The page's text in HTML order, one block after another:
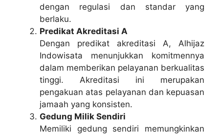
dengan regulasi dan standar yang
berlaku.
Predikat Akreditasi A
Dengan predikat akreditasi A, Alhijaz
Indowisata menunjukkan komitmennya
dalam memberikan pelayanan berkualitas
tinggi. Akreditasi ini merupakan
pengakuan atas pelayanan dan kepuasan
jamaah yang konsisten.
Gedung Milik Sendiri
Memiliki gedung sendiri memungkinkan